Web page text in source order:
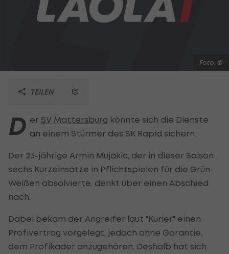
Foto: ©
TEILEN
D er SV Mattersburg könnte sich die Dienste
an einem Stürmer des SK Rapid sichern.
Der 23-jährige Armin Mujakic, der in dieser Saison
sechs Kurzeinsätze in Pflichtspielen für die Grün-
Weißen absolvierte, denkt über einen Abschied
nach.
Dabei bekam der Angreifer laut "Kurier" einen
Profivertrag vorgelegt, jedoch ohne Garantie,
dem Profikader anzugehören. Deshalb hat sich